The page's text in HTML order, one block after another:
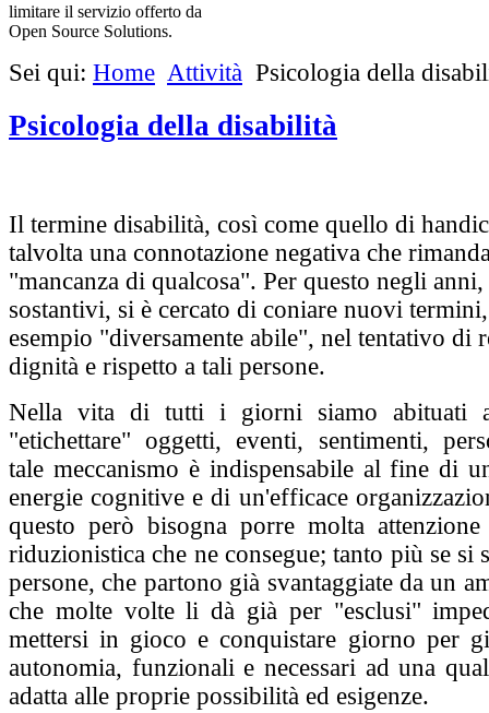
limitare il servizio offerto da
Open Source Solutions.
Sei qui: Home Attività Psicologia della
Psicologia della disabilità
Il termine disabilità, così come quello di
talvolta una connotazione negativa che
"mancanza di qualcosa". Per questo negli
sostantivi, si è cercato di coniare nuovi
esempio "diversamente abile", nel tentativo di
dignità e rispetto a tali persone.
Nella vita di tutti i giorni siamo abituati
"etichettare" oggetti, eventi, sentimenti,
tale meccanismo è indispensabile al fine di
energie cognitive e di un'efficace
questo però bisogna porre molta attenzione
riduzionistica che ne consegue; tanto più se si
persone, che partono già svantaggiate da un
che molte volte li dà già per "esclusi"
mettersi in gioco e conquistare giorno per
autonomia, funzionali e necessari ad una
adatta alle proprie possibilità ed esigenze.